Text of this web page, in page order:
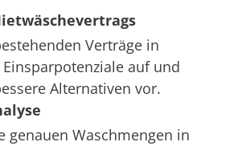
Verträge in
auf und
Alternativen vor.
genauen Waschmengen in